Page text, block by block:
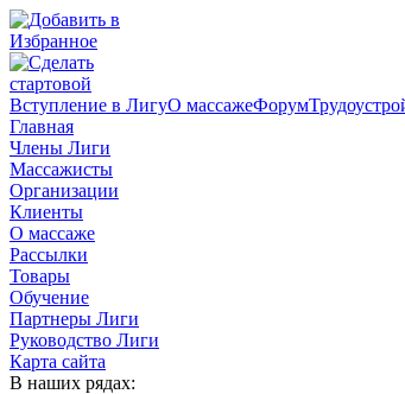
Вступление в ЛигуО массажеФорум
Главная
Члены Лиги
Массажисты
Организации
Клиенты
О массаже
Рассылки
Товары
Обучение
Партнеры Лиги
Руководство Лиги
Карта сайта
В наших рядах: